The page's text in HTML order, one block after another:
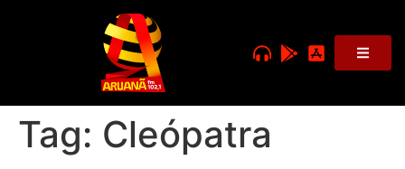
Tag: Cleópatra